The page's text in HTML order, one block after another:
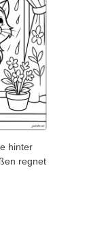
hinter
regnet